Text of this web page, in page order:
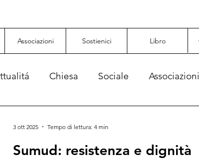
Associazioni Sostienici Libro
Chiesa Sociale Associazioni
Sentimenti sport
Sumud: resistenza e dignità
3 ott 2025 Tempo di lettura: 4 min